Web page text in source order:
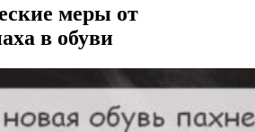
меры от
в обуви